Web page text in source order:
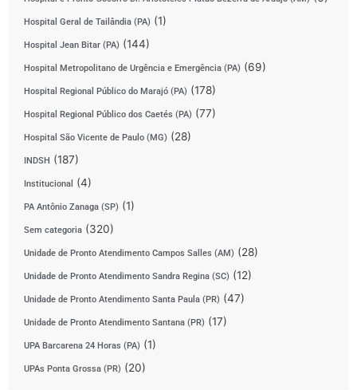
Hospital Geral de Tailândia (PA) (1)
Hospital Jean Bitar (PA) (144)
Hospital Metropolitano de Urgência e Emergência (PA) (69)
Hospital Regional Público do Marajó (PA) (178)
Hospital Regional Público dos Caetés (PA) (77)
Hospital São Vicente de Paulo (MG) (28)
INDSH (187)
Institucional (4)
PA Antônio Zanaga (SP) (1)
Sem categoria (320)
Unidade de Pronto Atendimento Campos Salles (AM) (28)
Unidade de Pronto Atendimento Sandra Regina (SC) (12)
Unidade de Pronto Atendimento Santa Paula (PR) (47)
Unidade de Pronto Atendimento Santana (PR) (17)
UPA Barcarena 24 Horas (PA) (1)
UPAs Ponta Grossa (PR) (20)